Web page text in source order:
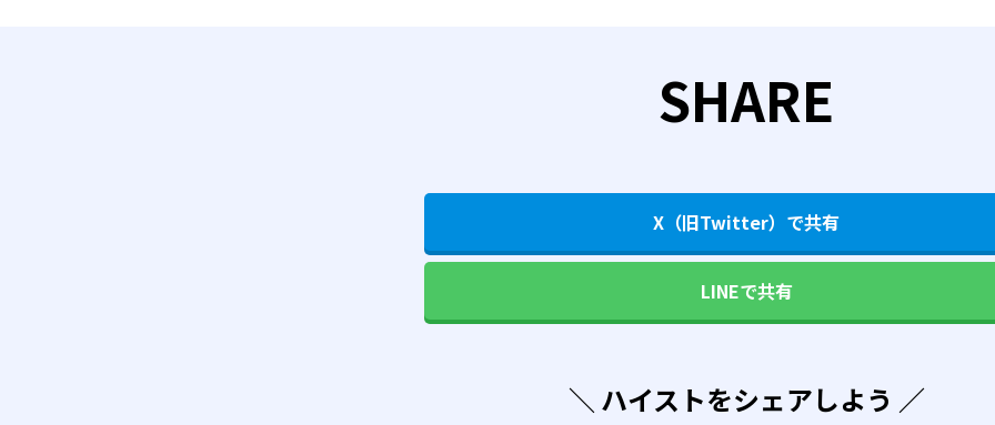
SHARE
X（旧Twitter）で共有
LINEで共有
＼ ハイストをシェアしよう ／